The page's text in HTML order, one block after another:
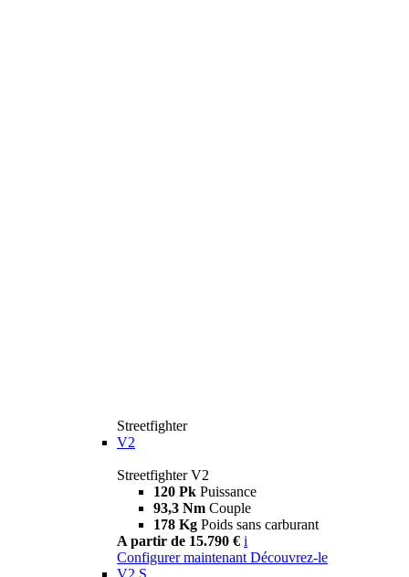
Streetfighter
V2
Streetfighter V2
120 Pk Puissance
93,3 Nm Couple
178 Kg Poids sans carburant
A partir de 15.790 € i
Configurer maintenant Découvrez-le
V2 S